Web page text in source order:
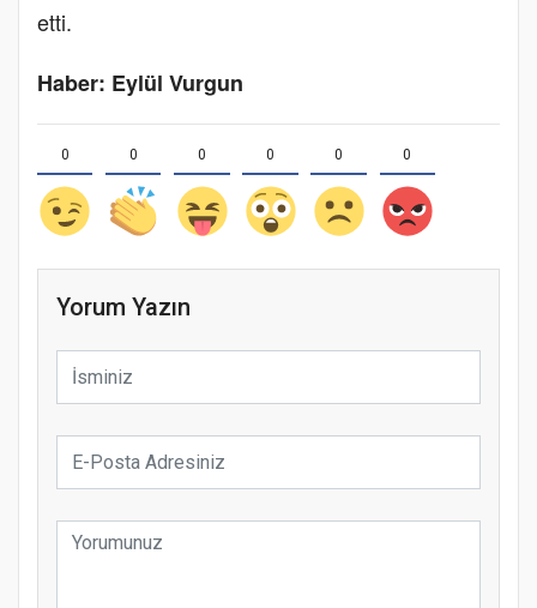
etti.
Haber: Eylül Vurgun
0 0 0 0 0 0
Yorum Yazın